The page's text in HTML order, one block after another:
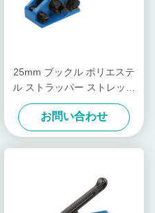
25mm ブックル ポリエステ
ル ストラッパー ストレッサ
ー ラチェット 重用 ストレッ
パー
お問い合わせ